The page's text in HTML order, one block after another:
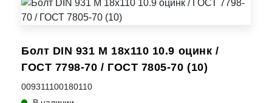
Болт DIN 931 M 18x110 10.9 оцинк /
ГОСТ 7798-70 / ГОСТ 7805-70 (10)
009311100180110